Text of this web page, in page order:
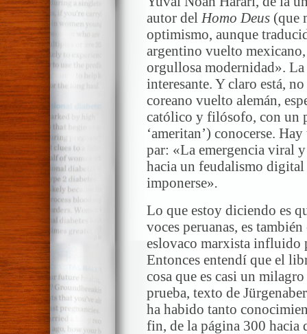
autor del Homo Deus (que
optimismo, aunque
argentino vuelto
orgullosa modernidad».
interesante. Y claro está,
coreano vuelto alemán,
católico y filósofo, con un
‘ameritan’) conocerse.
par: «La emergencia viral
hacia un feudalismo
imponerse».
Lo que estoy diciendo es
voces peruanas, es
eslovaco marxista influido
Entonces entendí que el
cosa que es casi un
prueba, texto de
ha habido tanto
fin, de la página 300 hacia